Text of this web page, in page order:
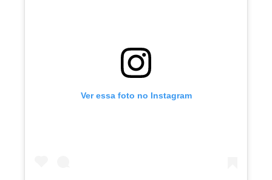
Ver essa foto no Instagram